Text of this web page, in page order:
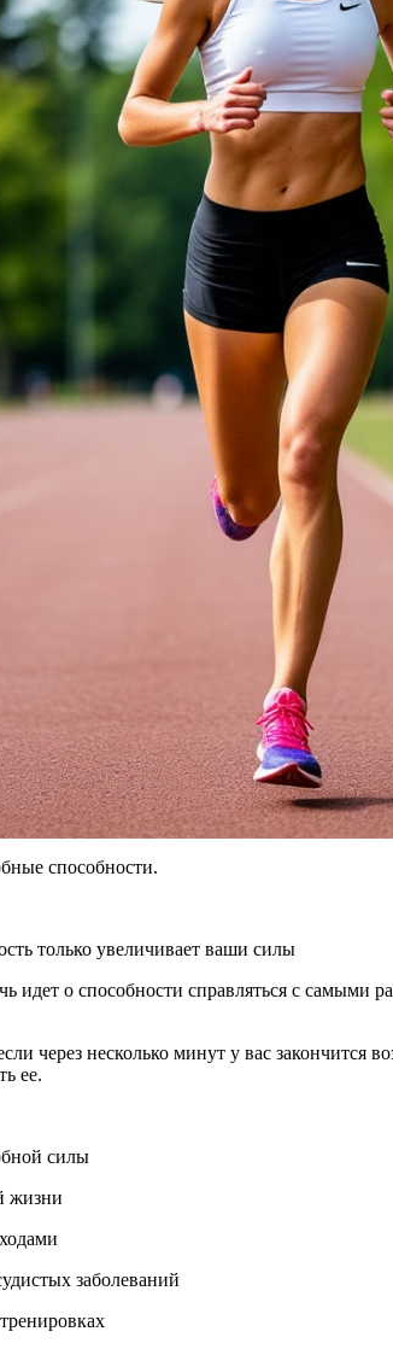
способности.
только увеличивает ваши силы
идет о способности справляться с
через несколько минут у вас закончится
ее.
силы
жизни
заболеваний